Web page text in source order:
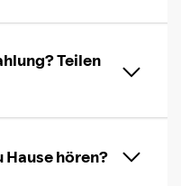
Teilen
Hause hören?